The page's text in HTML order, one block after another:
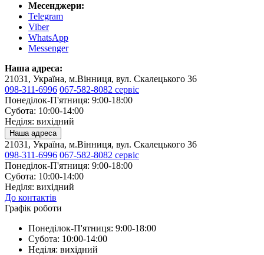
Месенджери:
Telegram
Viber
WhatsApp
Messenger
Наша адреса:
21031, Україна, м.Вінниця, вул. Скалецького 36
098-311-6996 067-582-8082 сервіс
Понеділок-П'ятниця: 9:00-18:00
Субота: 10:00-14:00
Неділя: вихідний
Наша адреса
21031, Україна, м.Вінниця, вул. Скалецького 36
098-311-6996 067-582-8082 сервіс
Понеділок-П'ятниця: 9:00-18:00
Субота: 10:00-14:00
Неділя: вихідний
До контактів
Графік роботи
Понеділок-П'ятниця: 9:00-18:00
Субота: 10:00-14:00
Неділя: вихідний